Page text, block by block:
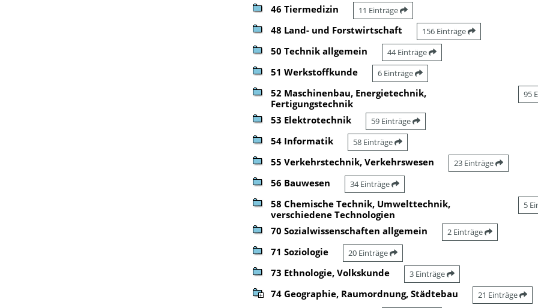
46 Tiermedizin 11 Einträge
48 Land- und Forstwirtschaft 156 Einträge
50 Technik allgemein 44 Einträge
51 Werkstoffkunde 6 Einträge
52 Maschinenbau, Energietechnik,
Fertigungstechnik
95
53 Elektrotechnik 59 Einträge
54 Informatik 58 Einträge
55 Verkehrstechnik, Verkehrswesen 23 Einträge
56 Bauwesen 34 Einträge
58 Chemische Technik, Umwelttechnik,
verschiedene Technologien
5
70 Sozialwissenschaften allgemein 2 Einträge
71 Soziologie 20 Einträge
73 Ethnologie, Volkskunde 3 Einträge
74 Geographie, Raumordnung, Städtebau 21 Einträge